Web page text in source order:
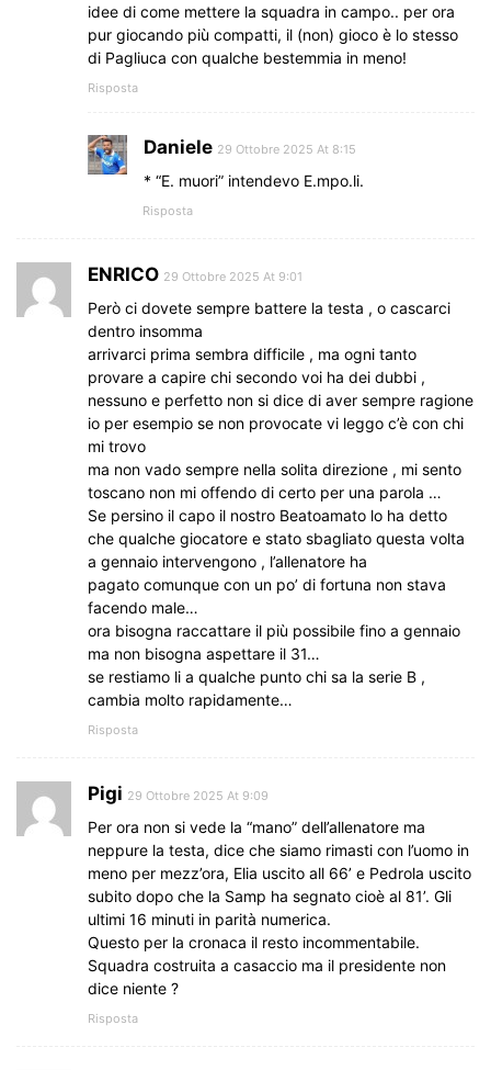
idee di come mettere la squadra in campo.. per ora
pur giocando più compatti, il (non) gioco è lo stesso
di Pagliuca con qualche bestemmia in meno!
Risposta
Daniele 29 Ottobre 2025 At 8:15
* “E. muori” intendevo E.mpo.li.
Risposta
ENRICO 29 Ottobre 2025 At 9:01
Però ci dovete sempre battere la testa , o cascarci
dentro insomma
arrivarci prima sembra difficile , ma ogni tanto
provare a capire chi secondo voi ha dei dubbi ,
nessuno e perfetto non si dice di aver sempre ragione
io per esempio se non provocate vi leggo c’è con chi
mi trovo
ma non vado sempre nella solita direzione , mi sento
toscano non mi offendo di certo per una parola …
Se persino il capo il nostro Beatoamato lo ha detto
che qualche giocatore e stato sbagliato questa volta
a gennaio intervengono , l’allenatore ha
pagato comunque con un po’ di fortuna non stava
facendo male…
ora bisogna raccattare il più possibile fino a gennaio
ma non bisogna aspettare il 31…
se restiamo li a qualche punto chi sa la serie B ,
cambia molto rapidamente…
Risposta
Pigi 29 Ottobre 2025 At 9:09
Per ora non si vede la “mano” dell’allenatore ma
neppure la testa, dice che siamo rimasti con l’uomo in
meno per mezz’ora, Elia uscito all 66’ e Pedrola uscito
subito dopo che la Samp ha segnato cioè al 81’. Gli
ultimi 16 minuti in parità numerica.
Questo per la cronaca il resto incommentabile.
Squadra costruita a casaccio ma il presidente non
dice niente ?
Risposta